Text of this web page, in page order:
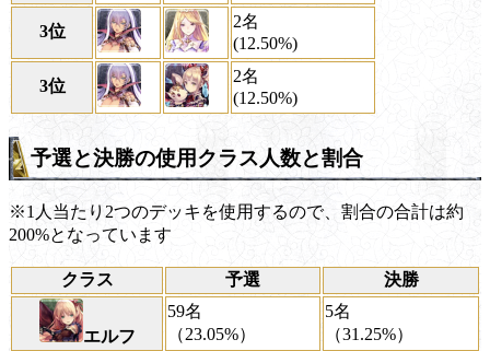
3位
2名
(12.50%)
3位
2名
(12.50%)
予選と決勝の使用クラス人数と割合
※1人当たり2つのデッキを使用するので、割合の合計は約
200%となっています
クラス 予選 決勝
エルフ
59名
（23.05%）
5名
（31.25%）